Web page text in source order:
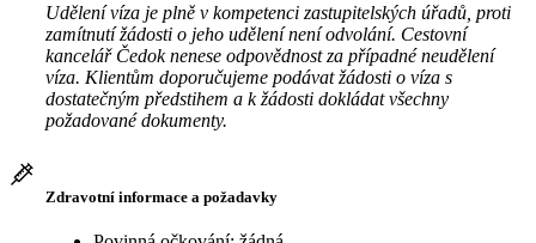
Udělení víza je plně v kompetenci zastupitelských úřadů, proti
zamítnutí žádosti o jeho udělení není odvolání. Cestovní
kancelář Čedok nenese odpovědnost za případné neudělení
víza. Klientům doporučujeme podávat žádosti o víza s
dostatečným předstihem a k žádosti dokládat všechny
požadované dokumenty.
Zdravotní informace a požadavky